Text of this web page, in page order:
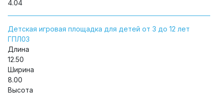
4.04
Детская игровая площадка для детей от 3 до 12 лет
ГПЛ03
Длина
12.50
Ширина
8.00
Высота